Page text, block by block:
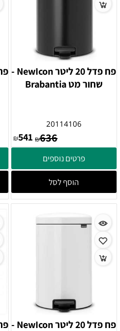
פח פדל 20 ליטר NewIcon -
שחור מט Brabantia
20114106
₪636
₪541
פרטים נוספים
הוסף לסל
פח פדל 20 ליטר NewIcon -